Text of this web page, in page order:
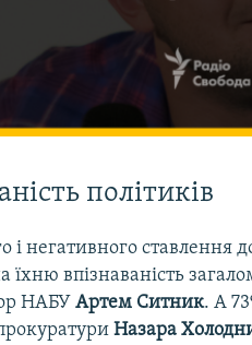
політиків
і негативного ставлення
їхню впізнаваність
НАБУАртем Ситник. А
Назара